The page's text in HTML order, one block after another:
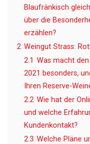
Blaufränkisch
über die
erzählen?
2 Weingut Strass:
2.1 Was macht
2021 besonders,
Ihren Reserve-
2.2 Wie hat der
und welche
Kundenkontakt?
2.3 Welche Pläne